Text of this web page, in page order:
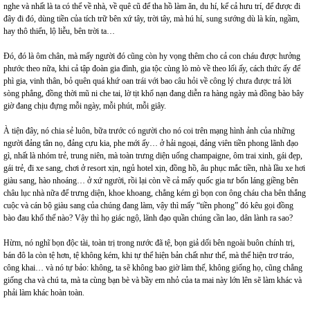
nghe và nhất là ta có thể về nhà, về quê cũ để tha hồ làm ăn, du hí, kể cả hưu trí, để được đi
đây đi đó, dùng tiền của tích trữ bên xứ tây, trời tây, mà hú hí, sung sướng dù là kín, ngầm,
hay thô thiển, lộ liễu, bên trời ta…
Đó, đó là ôm chân, mà mấy người đó cũng còn hy vọng thêm cho cả con cháu được hưởng
phước theo nữa, khi cả tập đoàn gia đình, gia tộc cùng lò mò về theo lối ấy, cách thức ấy để
phì gia, vinh thân, bỏ quên quá khứ oan trái với bao câu hỏi về công lý chưa được trả lời
sòng phẳng, đồng thời mũ ni che tai, lờ tịt khổ nạn đang diễn ra hàng ngày mà đồng bào bây
giờ đang chịu đựng mỗi ngày, mỗi phút, mỗi giây.
À tiện đây, nó chia sẻ luôn, bữa trước có người cho nó coi trên mạng hình ảnh của những
người đảng tân nọ, đảng cựu kia, phe mới ấy… ở hải ngoại, đảng viên tiền phong lãnh đạo
gì, nhất là nhóm trẻ, trung niên, mà toàn trưng diện uống champaigne, ôm trai xinh, gái đẹp,
gái trẻ, đi xe sang, chơi ở resort xịn, ngủ hotel xịn, đồng hồ, âu phục mắc tiền, nhà lầu xe hơi
giàu sang, hào nhoáng… ở xứ người, rồi lại còn về cả mấy quốc gia tư bổn láng giềng bên
châu lục nhà nữa để trưng diện, khoe khoang, chẳng kém gì bọn con ông cháu cha bên thắng
cuộc và cán bộ giàu sang của chúng đang làm, vậy thì mấy “tiền phong” đó kêu gọi đồng
bào đau khổ thế nào? Vậy thì họ giác ngộ, lãnh đạo quần chúng cần lao, dân lành ra sao?
Hừm, nó nghĩ bọn độc tài, toàn trị trong nước đã tệ, bọn giả dối bên ngoài buôn chính trị,
bán đô la còn tệ hơn, tệ không kém, khi tự thể hiện bản chất như thế, mà thể hiện trơ tráo,
công khai… và nó tự bảo: không, ta sẽ không bao giờ làm thế, không giống họ, cũng chẳng
giống cha và chú ta, mà ta cùng bạn bè và bầy em nhỏ của ta mai này lớn lên sẽ làm khác và
phải làm khác hoàn toàn.